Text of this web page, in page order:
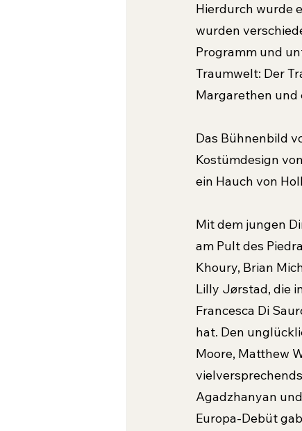
Hierdurch wurde
wurden
Programm und
Traumwelt: Der
Margarethen und
Das Bühnenbild
Kostümdesign
ein Hauch von
Mit dem jungen
am Pult des
Khoury, Brian
Lilly Jørstad, die
Francesca Di
hat. Den
Moore, Matthew
Agadzhanyan
Europa-Debüt